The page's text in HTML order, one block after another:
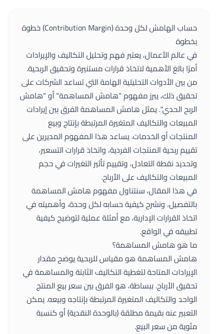
حساب الهامش لكل وحدة (Contribution Margin) خطوة
بخطوة
في عالم الأعمال، يعتبر فهم وتحليل التكاليف والإيرادات
أمرًا بالغ الأهمية لاتخاذ قرارات مستنيرة وتحقيق الربحية.
من بين الأدوات التحليلية الهامة التي تساعد الشركات على
تحقيق ذلك، يبرز مفهوم "هامش المساهمة" أو "هامش
الربح الحدي". يمثل هامش المساهمة الفرق بين إيرادات
المبيعات والتكاليف المتغيرة المرتبطة بإنتاج وبيع
المنتجات أو الخدمات. يساعد هذا المفهوم المديرين على
تقييم ربحية المنتجات الفردية، واتخاذ قرارات التسعير،
وتحديد نقطة التعادل، وتقييم تأثير التغيرات في حجم
المبيعات والتكاليف على الأرباح.
في هذا المقال، سنتناول مفهوم هامش المساهمة
بالتفصيل، ونشرح كيفية حسابه لكل وحدة، وأهميته في
اتخاذ القرارات الإدارية، مع أمثلة عملية لتوضيح كيفية
تطبيقه في الواقع.
ما هو هامش المساهمة؟
هامش المساهمة هو مقياس للربحية يوضح مقدار
الإيرادات المتاحة لتغطية التكاليف الثابتة والمساهمة في
تحقيق الأرباح. ببساطة، هو الفرق بين سعر بيع المنتج
الواحد والتكاليف المتغيرة المرتبطة بإنتاجه وبيعه. يمكن
التعبير عنه بقيمة مطلقة (بالوحدة النقدية) أو كنسبة
مئوية من سعر البيع.